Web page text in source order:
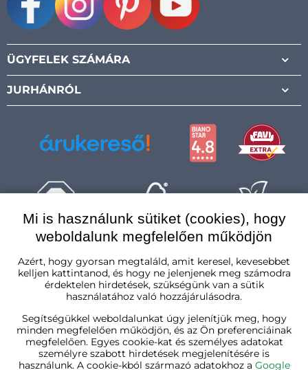
ÜGYFELEK SZÁMÁRA
JURHÁNRÓL
Mi is használunk sütiket (cookies), hogy
weboldalunk megfelelően működjön
Azért, hogy gyorsan megtaláld, amit keresel, kevesebbet
kelljen kattintanod, és hogy ne jelenjenek meg számodra
érdektelen hirdetések, szükségünk van a sütik
használatához való hozzájárulásodra.
Segítségükkel weboldalunkat úgy jelenítjük meg, hogy
minden megfelelően működjön, és az Ön preferenciáinak
megfelelően. Egyes cookie-kat és személyes adatokat
személyre szabott hirdetések megjelenítésére is
használunk. A cookie-kból származó adatokhoz a Google